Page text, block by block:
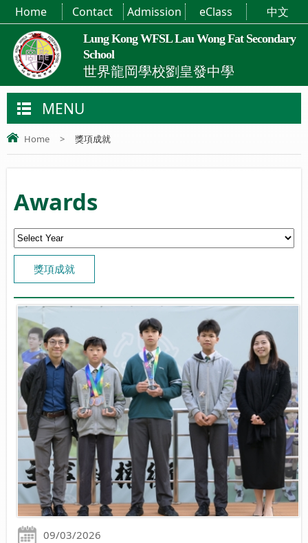
Lung Kong WFSL Lau Wong Fat Secondary
School
世界龍岡學校劉皇發中學
Home Contact Admission eClass 中文
MENU
Home > 獎項成就
Awards
獎項成就
09/03/2026